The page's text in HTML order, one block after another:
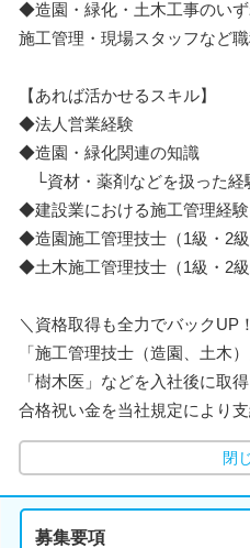
◆造園・緑化・土木工事のい
施工管理・現場スタッフなど職
【あれば活かせるスキル】
◆法人営業経験
◆造園・緑化関連の知識
└資材・薬剤などを扱った経
◆建設業における施工管理経験
◆造園施工管理技士（1級・2級
◆土木施工管理技士（1級・2級
＼資格取得も全力でバックUP
「施工管理技士（造園、土木）
「樹木医」などを入社後に取得
合格祝い金を当社規定により支
閉
募集要項